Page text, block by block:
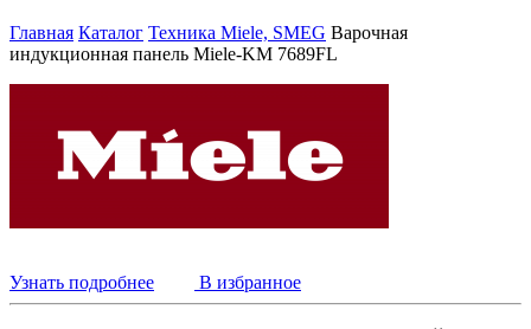
Главная Каталог Техника Miele, SMEG Варочная
индукционная панель Miele-KM 7689FL
Узнать подробнее В избранное